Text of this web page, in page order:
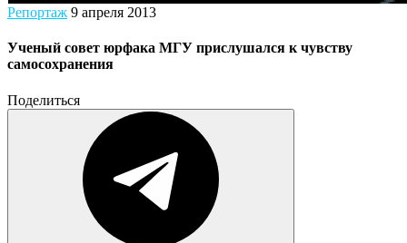
Репортаж 9 апреля 2013
Ученый совет юрфака МГУ прислушался к чувству
самосохранения
Поделиться